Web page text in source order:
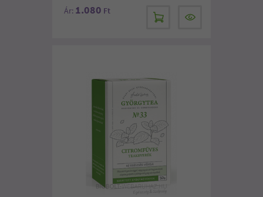
Ár: 1.080 Ft